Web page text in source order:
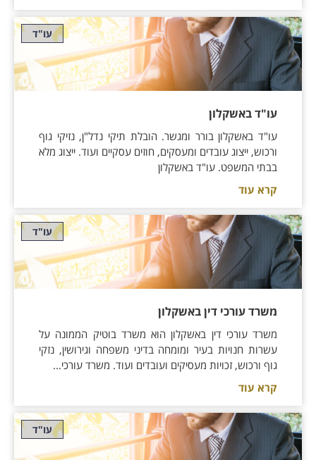
עו"ד
עו"ד באשקלון
עו"ד באשקלון בורר ומגשר. הובלת תיקי נדל"ן, נזיקי גוף
ורכוש, ייצוג עובדים ומעסקים, חוזים עסקיים ועוד. ייצוג מלא
בבתי המשפט. עו"ד באשקלון
קרא עוד
עו"ד
משרד עורכי דין באשקלון
משרד עורכי דין באשקלון הוא משרד בוטיק הממונה על
עשרות חנויות בעיר ומומחה בדיני משפחה וגירושין, נזקי
גוף ורכוש, זכויות מעסיקים ועובדים ועוד. משרד עורכי...
קרא עוד
עו"ד